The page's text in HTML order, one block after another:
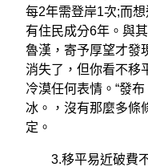
每2年需登岸1次;而
有住民成分6年。與
魯漢，寄予厚望才發
消失了，但你看不移
冷漠任何表情。“發
冰。，沒有那麼多條
定。
3.移平易近破費不